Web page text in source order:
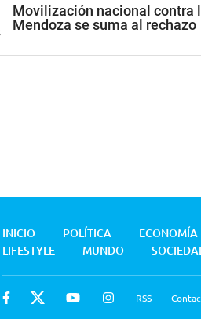
Movilización nacional contra
Mendoza se suma al rechazo
INICIO POLÍTICA ECONOMÍA
LIFESTYLE
MUNDO
RSS